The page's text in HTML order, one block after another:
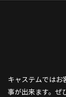
キャステムではお
事が出来ます。ぜ